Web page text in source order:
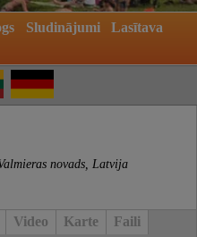
Sludinājumi
Lasītava
novads, Latvija
Video Karte
Faili